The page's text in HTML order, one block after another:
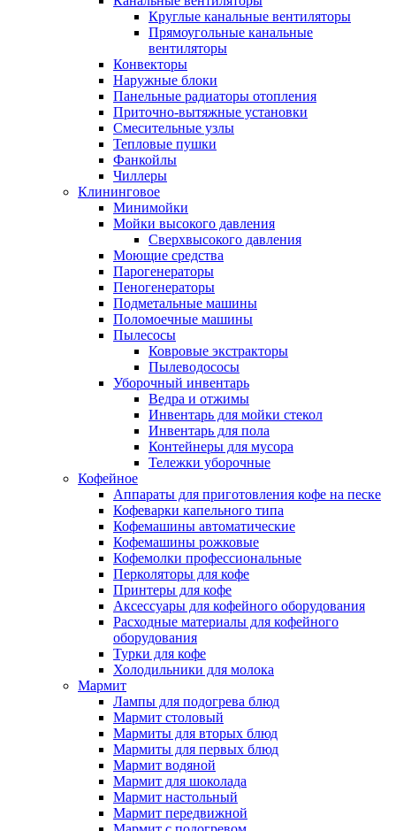
Круглые канальные вентиляторы
Прямоугольные канальные
вентиляторы
Конвекторы
Наружные блоки
Панельные радиаторы отопления
Приточно-вытяжные установки
Смесительные узлы
Тепловые пушки
Фанкойлы
Чиллеры
Клининговое
Минимойки
Мойки высокого давления
Сверхвысокого давления
Моющие средства
Парогенераторы
Пеногенераторы
Подметальные машины
Поломоечные машины
Пылесосы
Ковровые экстракторы
Пылеводососы
Уборочный инвентарь
Ведра и отжимы
Инвентарь для мойки стекол
Инвентарь для пола
Контейнеры для мусора
Тележки уборочные
Кофейное
Аппараты для приготовления кофе на песке
Кофеварки капельного типа
Кофемашины автоматические
Кофемашины рожковые
Кофемолки профессиональные
Перколяторы для кофе
Принтеры для кофе
Аксессуары для кофейного оборудования
Расходные материалы для кофейного
оборудования
Турки для кофе
Холодильники для молока
Мармит
Лампы для подогрева блюд
Мармит столовый
Мармиты для вторых блюд
Мармиты для первых блюд
Мармит водяной
Мармит для шоколада
Мармит настольный
Мармит передвижной